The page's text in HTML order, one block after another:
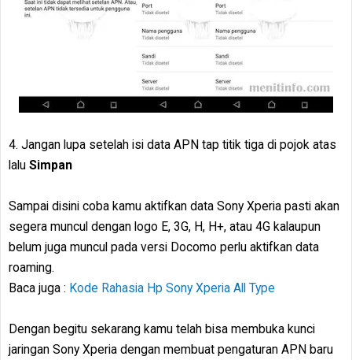
4. Jangan lupa setelah isi data APN tap titik tiga di pojok atas
lalu Simpan
Sampai disini coba kamu aktifkan data Sony Xperia pasti akan
segera muncul dengan logo E, 3G, H, H+, atau 4G kalaupun
belum juga muncul pada versi Docomo perlu aktifkan data
roaming.
Baca juga : Kode Rahasia Hp Sony Xperia All Type
Dengan begitu sekarang kamu telah bisa membuka kunci
jaringan Sony Xperia dengan membuat pengaturan APN baru